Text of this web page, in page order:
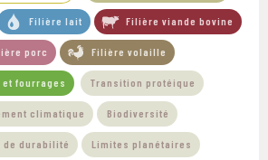
Filière lait Filière viande bovine
porc Filière volaille
fourrages Transition protéique
climatique Biodiversité
de durabilité Limites planétaires